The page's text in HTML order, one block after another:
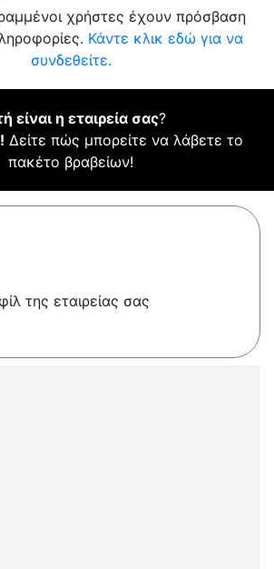
χρήστες έχουν πρόσβαση
Κάντε κλικ εδώ για να
συνδεθείτε.
είναι η εταιρεία σας?
Δείτε πώς μπορείτε να λάβετε το
πακέτο βραβείων!
της εταιρείας σας